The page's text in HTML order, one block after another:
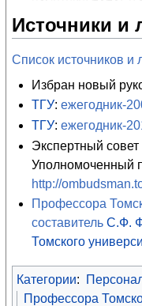
Источники и
Список источников
Избран новый
ТГУ:ежегодник-
ТГУ:ежегодник-
Экспертный
Уполномоченный
http://
Профессора
составительС.Ф.
Томского
Категории:
Профессора